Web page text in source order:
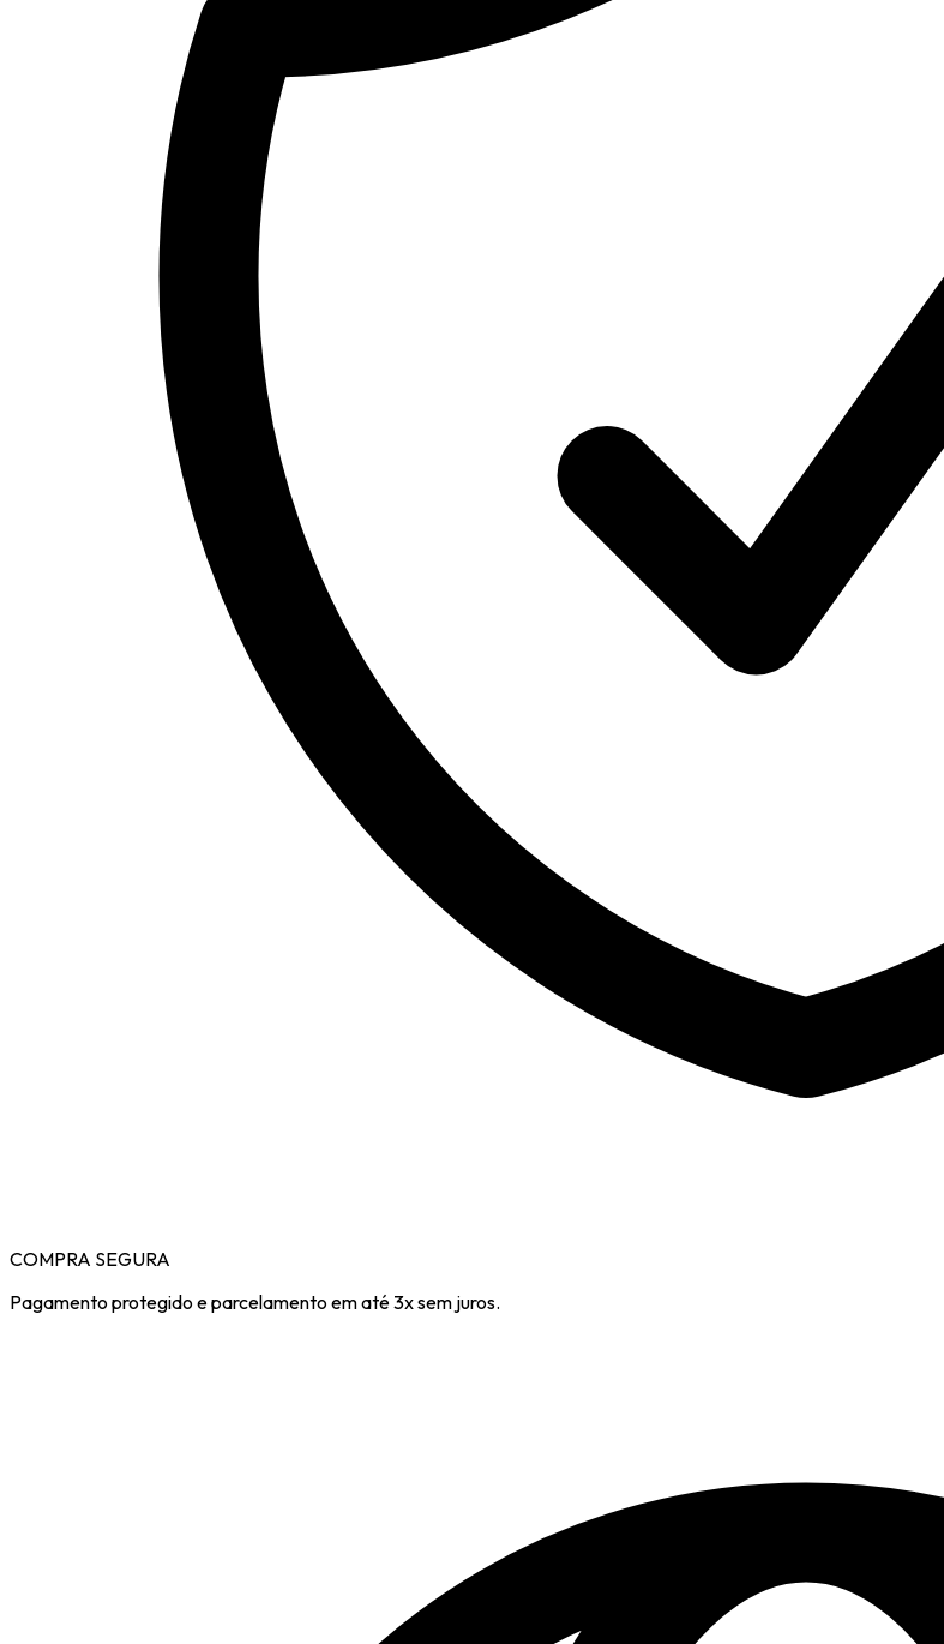
COMPRA SEGURA
Pagamento protegido e parcelamento em até 3x sem juros.